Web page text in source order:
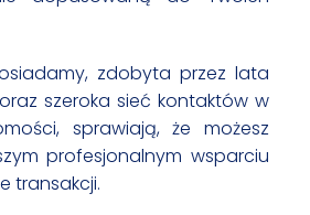
zdobyta przez lata
szeroka sieć kontaktów w
sprawiają, że możesz
profesjonalnym wsparciu
transakcji.